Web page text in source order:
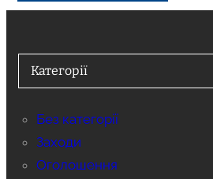
Категорії
Без категорії
Заходи
Оголошення